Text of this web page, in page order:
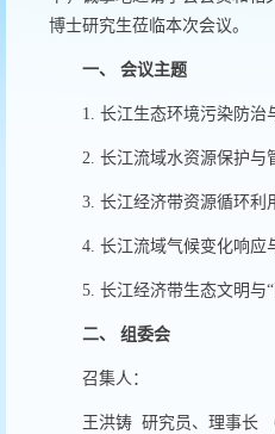
博士研究生莅临本次会议。
一、 会议主题
1. 长江生态环境污染防治
2. 长江流域水资源保护与
3. 长江经济带资源循环利
4. 长江流域气候变化响应
5. 长江经济带生态文明与
二、 组委会
召集人：
王洪铸 研究员、理事长